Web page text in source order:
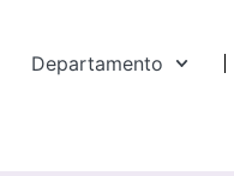
Departamento